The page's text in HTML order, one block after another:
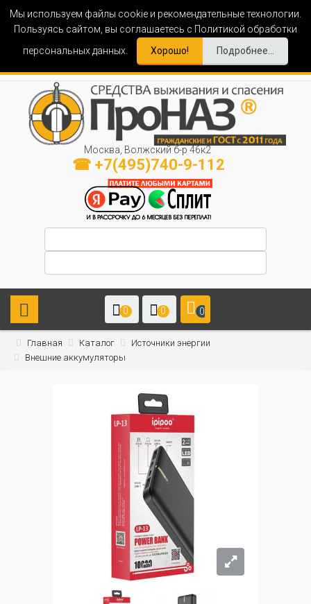
Мы используем файлы cookie и рекомендательные технологии.
Пользуясь сайтом, вы соглашаетесь с Политикой обработки
персональных данных.
Хорошо! Подробнее...
Москва, Волжский б-р 46к2
☎ +7(495)740-9-112
0 0 0
Главная Каталог
Источники энергии
Внешние аккумуляторы